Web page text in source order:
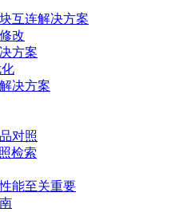
互连解决方案
改
方案
决方案
对照
检索
能至关重要